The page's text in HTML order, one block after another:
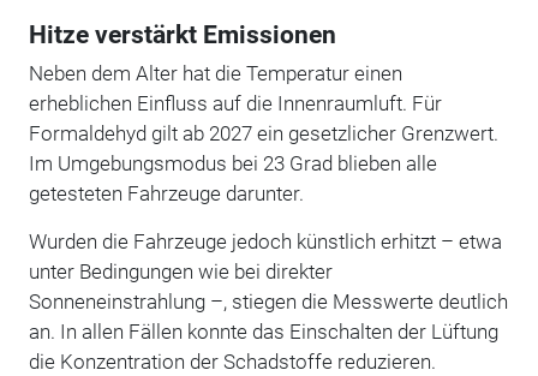
Hitze verstärkt Emissionen
Neben dem Alter hat die Temperatur einen
erheblichen Einfluss auf die Innenraumluft. Für
Formaldehyd gilt ab 2027 ein gesetzlicher Grenzwert.
Im Umgebungsmodus bei 23 Grad blieben alle
getesteten Fahrzeuge darunter.
Wurden die Fahrzeuge jedoch künstlich erhitzt – etwa
unter Bedingungen wie bei direkter
Sonneneinstrahlung –, stiegen die Messwerte deutlich
an. In allen Fällen konnte das Einschalten der Lüftung
die Konzentration der Schadstoffe reduzieren.